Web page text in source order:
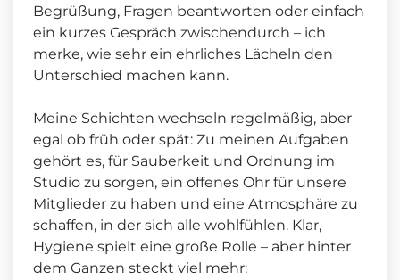
Begrüßung, Fragen beantworten oder einfach
ein kurzes Gespräch zwischendurch – ich
merke, wie sehr ein ehrliches Lächeln den
Unterschied machen kann.
Meine Schichten wechseln regelmäßig, aber
egal ob früh oder spät: Zu meinen Aufgaben
gehört es, für Sauberkeit und Ordnung im
Studio zu sorgen, ein offenes Ohr für unsere
Mitglieder zu haben und eine Atmosphäre zu
schaffen, in der sich alle wohlfühlen. Klar,
Hygiene spielt eine große Rolle – aber hinter
dem Ganzen steckt viel mehr: